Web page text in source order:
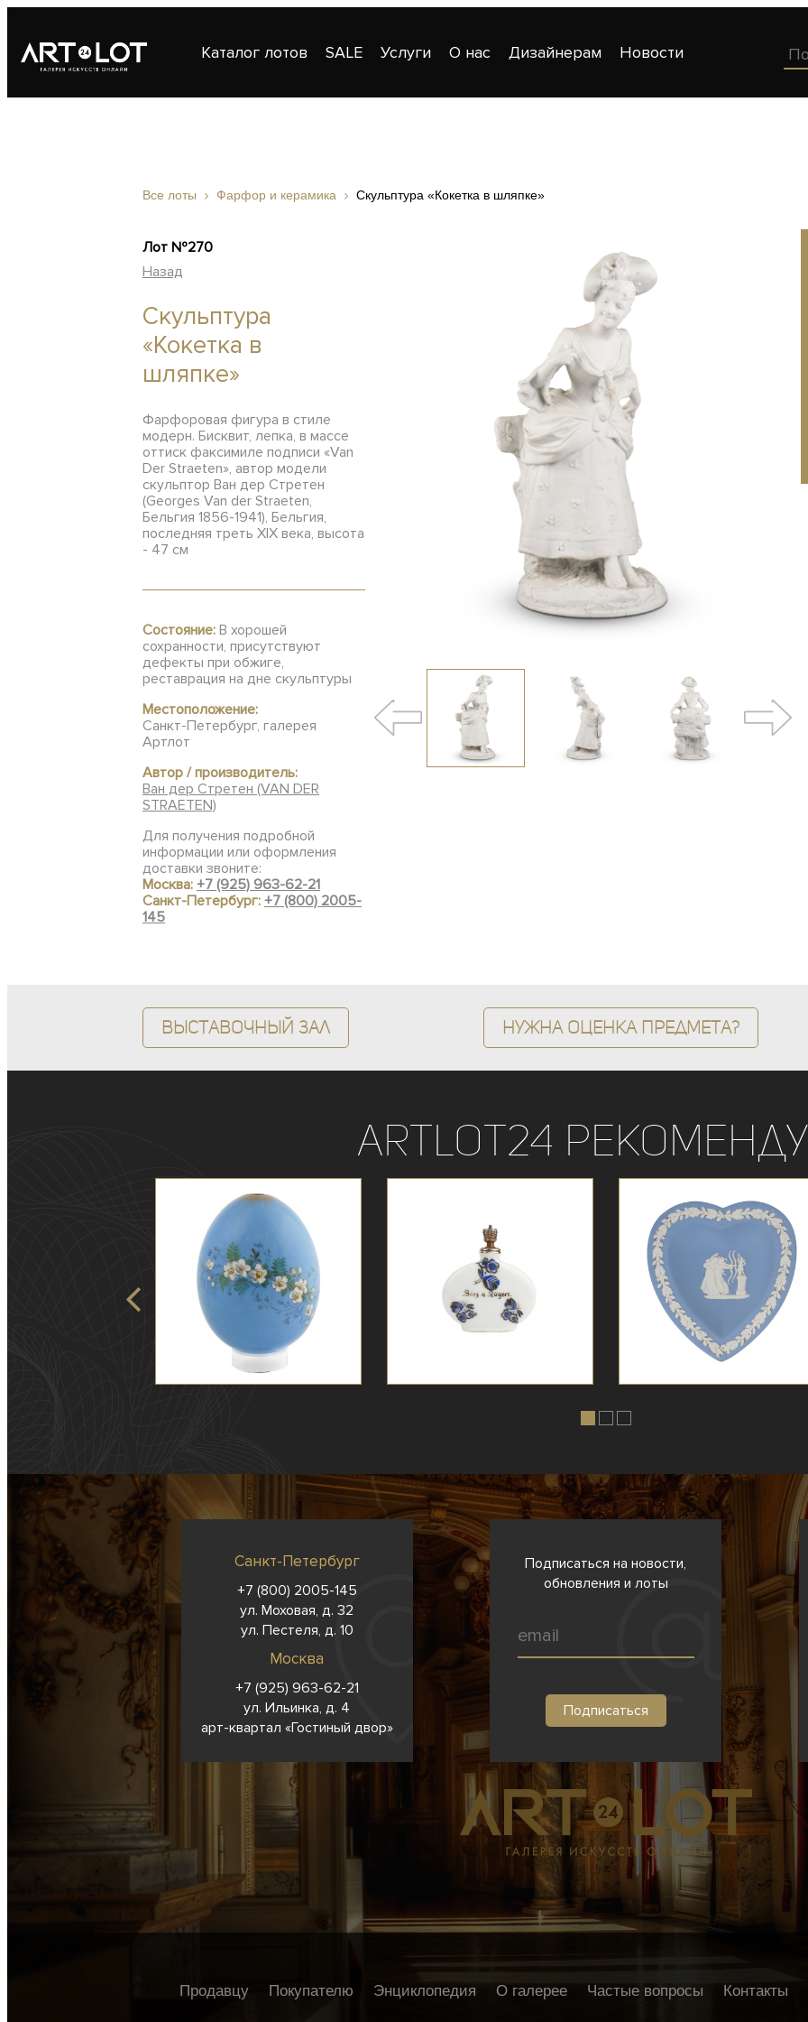
Каталог лотов SALE Услуги О нас Дизайнерам Новости
Все лоты Фарфор и керамика Скульптура «Кокетка в шляпке»
Лот №270
Назад
Скульптура
«Кокетка в
шляпке»
Фарфоровая фигура в стиле
модерн. Бисквит, лепка, в массе
оттиск факсимиле подписи «Van
Der Straeten», автор модели
скульптор Ван дер Стретен
(Georges Van der Straeten,
Бельгия 1856-1941), Бельгия,
последняя треть XIX века, высота
- 47 см
Состояние: В хорошей
сохранности, присутствуют
дефекты при обжиге,
реставрация на дне скульптуры
Местоположение:
Санкт-Петербург, галерея
Артлот
Автор / производитель:
Ван дер Стретен (VAN DER
STRAETEN)
Для получения подробной
информации или оформления
доставки звоните:
Москва: +7 (925) 963-62-21
Санкт-Петербург: +7 (800) 2005-
145
Выставочный зал Нужна оценка предмета?
ArtLot24
Санкт-Петербург
+7 (800) 2005-145
ул. Моховая, д. 32
ул. Пестеля, д. 10
Москва
+7 (925) 963-62-21
ул. Ильинка, д. 4
арт-квартал «Гостиный двор»
Подписаться на новости,
обновления и лоты
Продавцу Покупателю Энциклопедия О галерее Частые вопросы Контакты